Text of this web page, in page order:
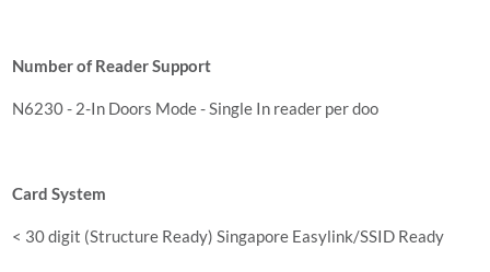
Number of Reader Support
N6230 - 2-In Doors Mode - Single In reader per doo
Card System
< 30 digit (Structure Ready) Singapore Easylink/SSID Ready